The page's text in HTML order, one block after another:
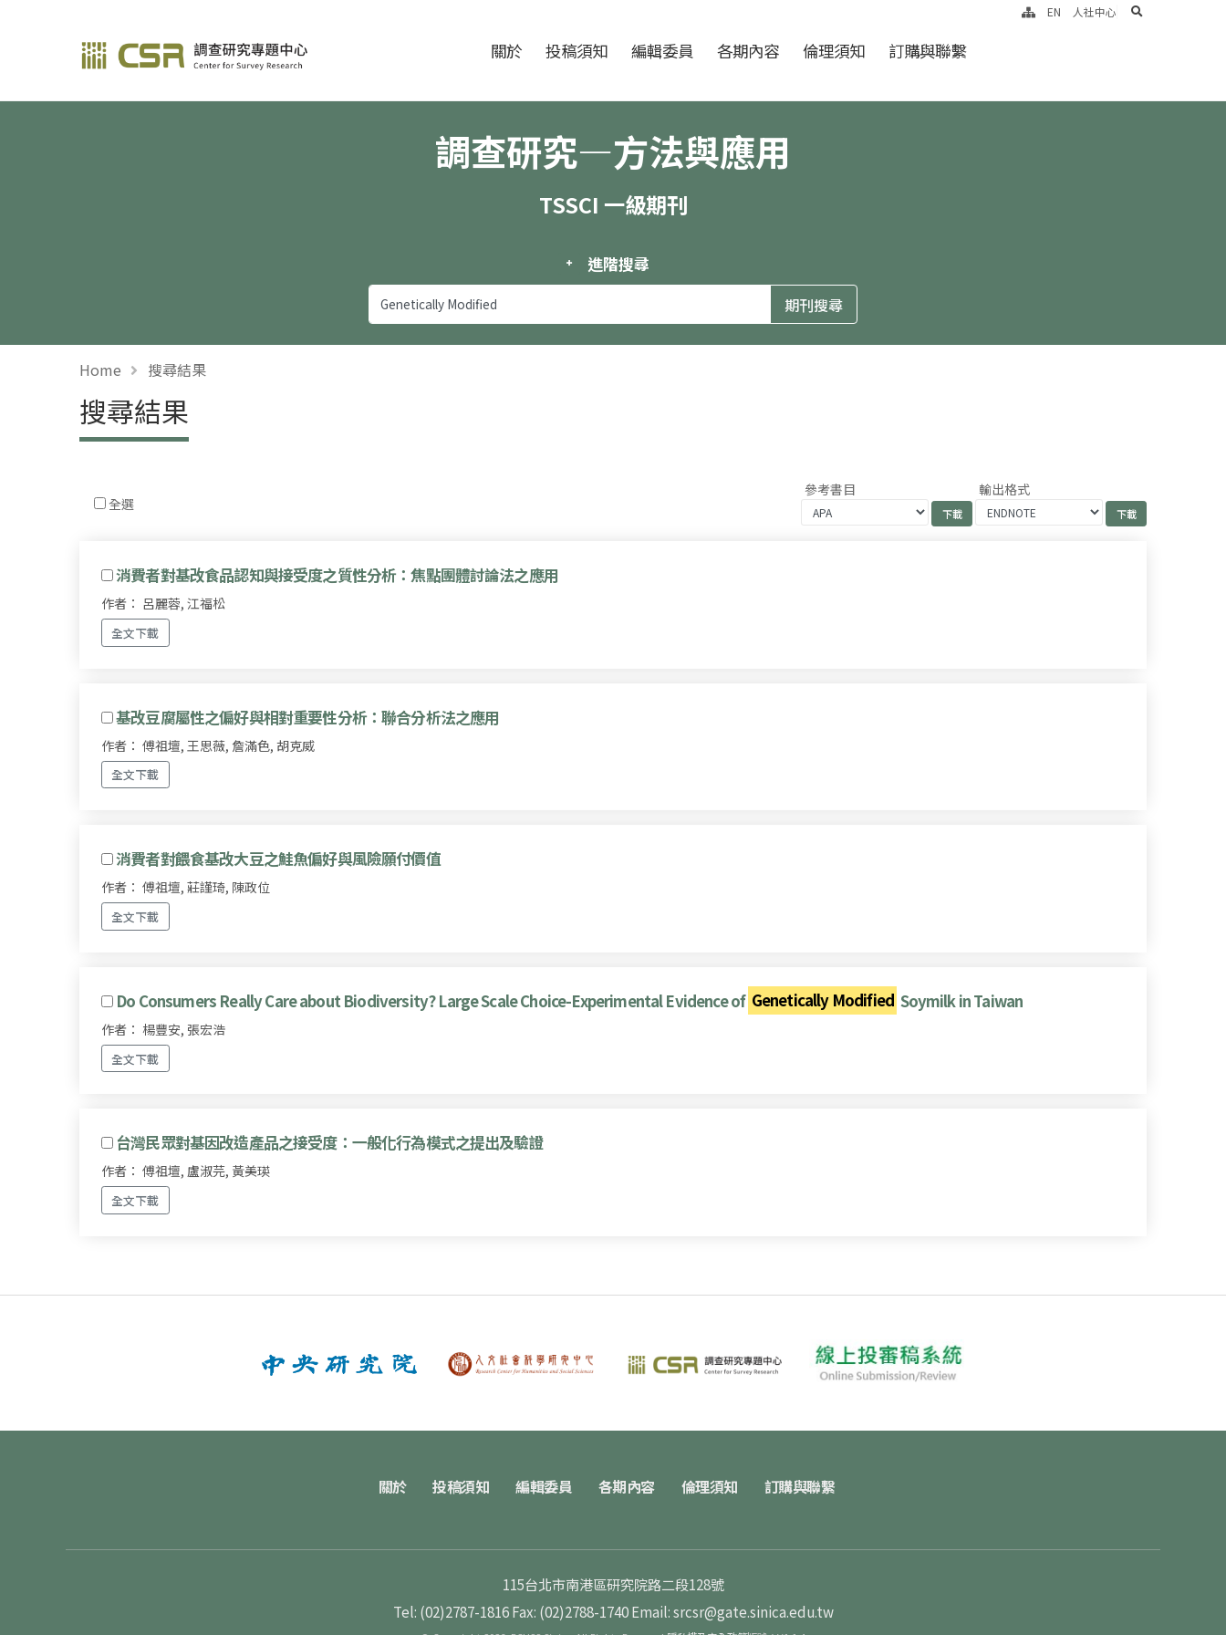
調查研究—方法與應用期刊 關於 投稿須知 編輯委員 各期內容 倫理須知 訂購與聯繫
EN 人社中心 search
調查研究—方法與應用
TSSCI 一級期刊
進階搜尋
Home 搜尋結果
搜尋結果
全選
參考書目 輸出格式
消費者對基改食品認知與接受度之質性分析：焦點團體討論法之應用
作者： 呂麗蓉, 江福松
全文下載
基改豆腐屬性之偏好與相對重要性分析：聯合分析法之應用
作者： 傅祖壇, 王思薇, 詹滿色, 胡克威
全文下載
消費者對餵食基改大豆之鮭魚偏好與風險願付價值
作者： 傅祖壇, 莊謹琦, 陳政位
全文下載
Do Consumers Really Care about Biodiversity? Large Scale Choice-Experimental Evidence of Genetically Modified Soymilk in Taiwan
作者： 楊豐安, 張宏浩
全文下載
台灣民眾對基因改造產品之接受度：一般化行為模式之提出及驗證
作者： 傅祖壇, 盧淑芫, 黃美瑛
全文下載
關於 投稿須知 編輯委員 各期內容 倫理須知 訂購與聯繫
115台北市南港區研究院路二段128號
Tel: (02)2787-1816 Fax: (02)2788-1740 Email: srcsr@gate.sinica.edu.tw